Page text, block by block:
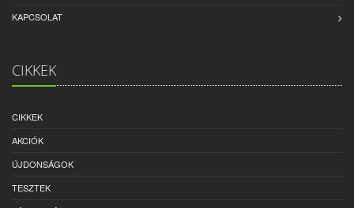
KAPCSOLAT
CIKKEK
CIKKEK
AKCIÓK
ÚJDONSÁGOK
TESZTEK